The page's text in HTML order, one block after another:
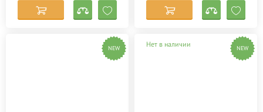
NEW Нет в наличии NEW